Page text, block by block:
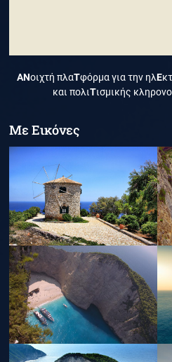
ΑΝοιχτή πλαΤφόρμα για την ηλΕ
και πολιΤισμικής
Με Εικόνες